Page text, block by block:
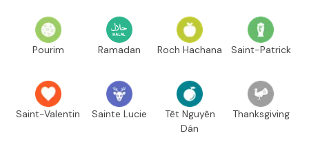
Pourim Ramadan Roch Hachana Saint-Patrick
Saint-Valentin Sainte Lucie
Têt Nguyên
Dán
Thanksgiving